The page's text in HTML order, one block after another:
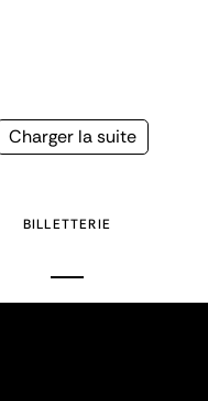
Page
Charger la suite
BILLETTERIE